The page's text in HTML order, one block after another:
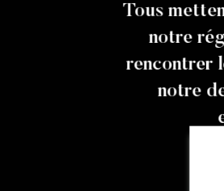
Tous
notre
rencontrer
notre